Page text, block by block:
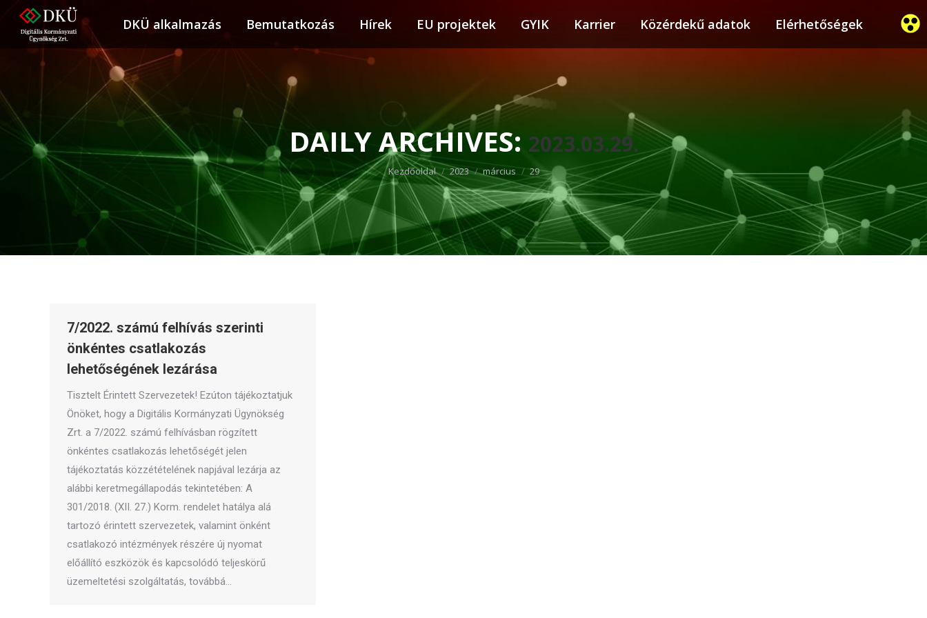
DKÜ alkalmazás Bemutatkozás Hírek EU projektek GYIK Karrier Közérdekű adatok Elérhetőségek
DAILY ARCHIVES: 2023.03.29.
You are here:
Kezdőoldal 2023 március 29
7/2022. számú felhívás szerinti
önkéntes csatlakozás
lehetőségének lezárása
Tisztelt Érintett Szervezetek! Ezúton tájékoztatjuk
Önöket, hogy a Digitális Kormányzati Ügynökség
Zrt. a 7/2022. számú felhívásban rögzített
önkéntes csatlakozás lehetőségét jelen
tájékoztatás közzétételének napjával lezárja az
alábbi keretmegállapodás tekintetében: A
301/2018. (XII. 27.) Korm. rendelet hatálya alá
tartozó érintett szervezetek, valamint önként
csatlakozó intézmények részére új nyomat
előállító eszközök és kapcsolódó teljeskörű
üzemeltetési szolgáltatás, továbbá…
DKÜ alkalmazás Bemutatkozás Hírek EU projektek GYIK Karrier Közérdekű adatok Elérhetőségek